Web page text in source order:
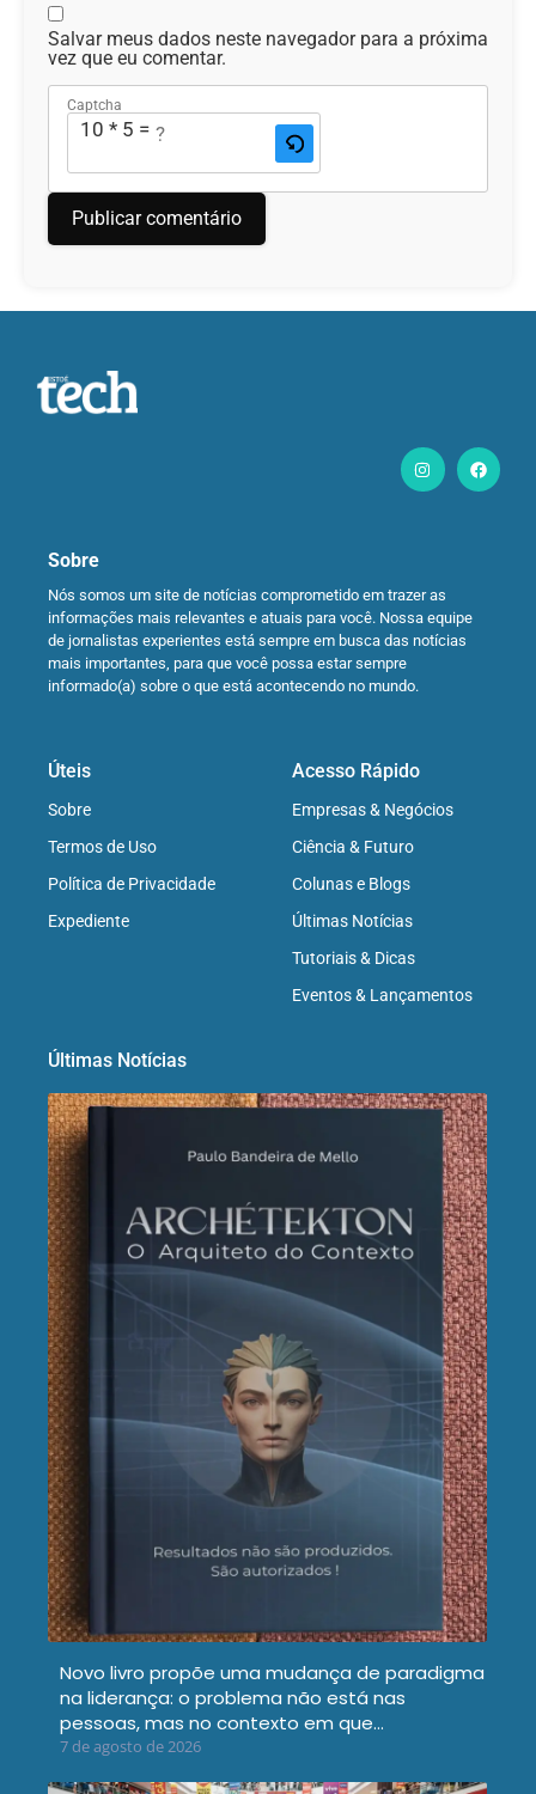
Salvar meus dados neste navegador para a próxima
vez que eu comentar.
Captcha
10 * 5 = ?
Sobre
Nós somos um site de notícias comprometido em trazer as
informações mais relevantes e atuais para você. Nossa equipe
de jornalistas experientes está sempre em busca das notícias
mais importantes, para que você possa estar sempre
informado(a) sobre o que está acontecendo no mundo.
Úteis
Sobre
Termos de Uso
Política de Privacidade
Expediente
Acesso Rápido
Empresas & Negócios
Ciência & Futuro
Colunas e Blogs
Últimas Notícias
Tutoriais & Dicas
Eventos & Lançamentos
Últimas Notícias
Novo livro propõe uma mudança de paradigma
na liderança: o problema não está nas
pessoas, mas no contexto em que…
7 de agosto de 2026